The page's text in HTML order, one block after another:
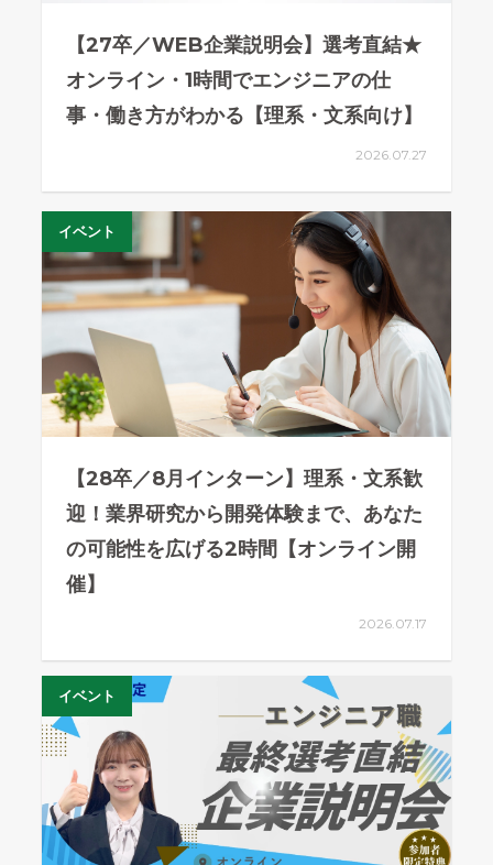
【27卒／WEB企業説明会】選考直結★
オンライン・1時間でエンジニアの仕
事・働き方がわかる【理系・文系向け】
2026.07.27
イベント
【28卒／8月インターン】理系・文系歓
迎！業界研究から開発体験まで、あなた
の可能性を広げる2時間【オンライン開
催】
2026.07.17
イベント